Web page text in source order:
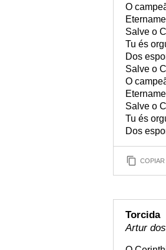
O
Salve o
Tu és
Dos
Salve o
O
Salve o
Tu és
Dos
COPIAR
Torcida
Artur